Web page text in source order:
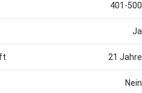
401-500
Ja
21 Jahre
Nein